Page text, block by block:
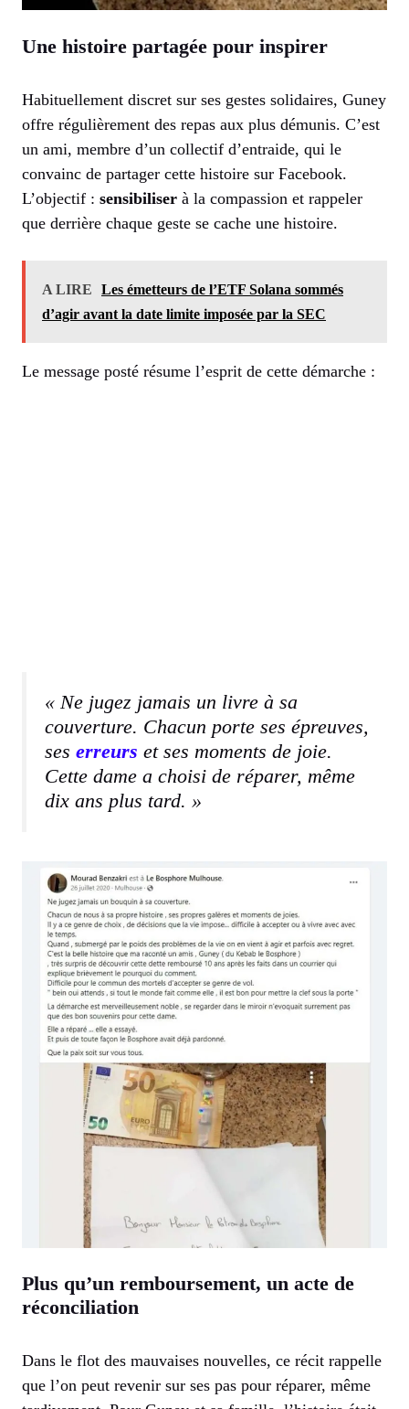
Une histoire partagée pour inspirer
Habituellement discret sur ses gestes solidaires, Guney
offre régulièrement des repas aux plus démunis. C’est
un ami, membre d’un collectif d’entraide, qui le
convainc de partager cette histoire sur Facebook.
L’objectif : sensibiliser à la compassion et rappeler
que derrière chaque geste se cache une histoire.
A LIRE
Les émetteurs de l’ETF Solana sommés
d’agir avant la date limite imposée par la SEC
Le message posté résume l’esprit de cette démarche :
« Ne jugez jamais un livre à sa
couverture. Chacun porte ses épreuves,
ses erreurs et ses moments de joie.
Cette dame a choisi de réparer, même
dix ans plus tard. »
Plus qu’un remboursement, un acte de
réconciliation
Dans le flot des mauvaises nouvelles, ce récit rappelle
que l’on peut revenir sur ses pas pour réparer, même